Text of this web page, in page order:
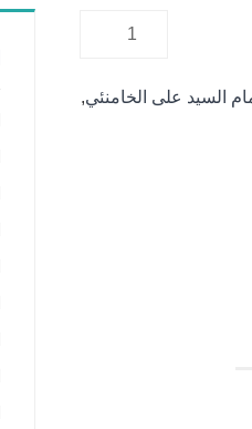
هويتها
السيد على الخامنئي,